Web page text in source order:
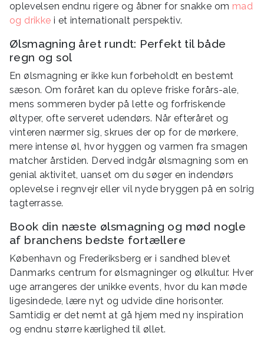
oplevelsen endnu rigere og åbner for snakke om mad
og drikke i et internationalt perspektiv.
Ølsmagning året rundt: Perfekt til både
regn og sol
En ølsmagning er ikke kun forbeholdt en bestemt
sæson. Om foråret kan du opleve friske forårs-ale,
mens sommeren byder på lette og forfriskende
øltyper, ofte serveret udendørs. Når efteråret og
vinteren nærmer sig, skrues der op for de mørkere,
mere intense øl, hvor hyggen og varmen fra smagen
matcher årstiden. Derved indgår ølsmagning som en
genial aktivitet, uanset om du søger en indendørs
oplevelse i regnvejr eller vil nyde bryggen på en solrig
tagterrasse.
Book din næste ølsmagning og mød nogle
af branchens bedste fortællere
København og Frederiksberg er i sandhed blevet
Danmarks centrum for ølsmagninger og ølkultur. Hver
uge arrangeres der unikke events, hvor du kan møde
ligesindede, lære nyt og udvide dine horisonter.
Samtidig er det nemt at gå hjem med ny inspiration
og endnu større kærlighed til øllet.